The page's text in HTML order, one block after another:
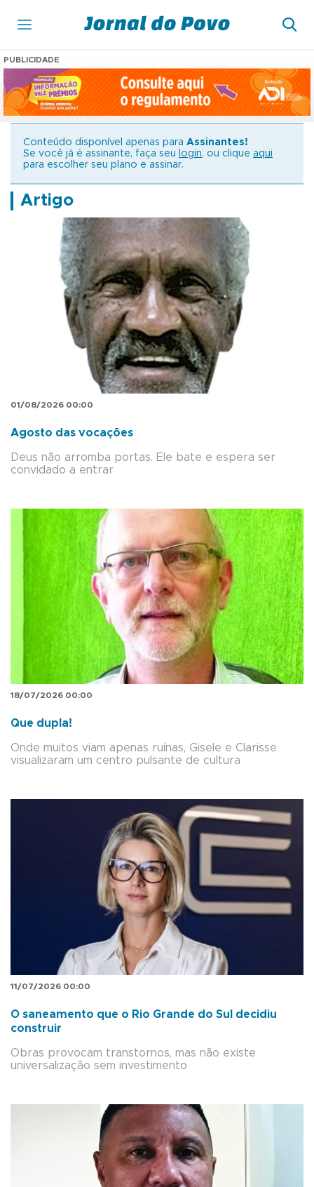
PUBLICIDADE
Conteúdo disponível apenas para Assinantes!
Se você já é assinante, faça seu
login, ou clique aqui
para escolher seu plano e assinar.
Artigo
01/08/2026 00:00
Agosto das vocações
Deus não arromba portas. Ele bate e espera ser
convidado a entrar
18/07/2026 00:00
Que dupla!
Onde muitos viam apenas ruínas, Gisele e Clarisse
visualizaram um centro pulsante de cultura
11/07/2026 00:00
O saneamento que o Rio Grande do Sul decidiu
construir
Obras provocam transtornos, mas não existe
universalização sem investimento